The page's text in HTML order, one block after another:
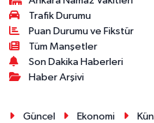
Trafik Durumu
Puan Durumu ve Fikstür
Tüm Manşetler
Son Dakika Haberleri
Haber Arşivi
Güncel Ekonomi